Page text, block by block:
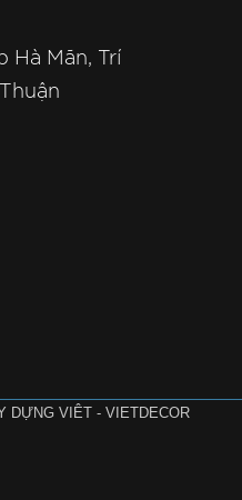
Hà Mãn, Trí
DỰNG VIÊT - VIETDECOR